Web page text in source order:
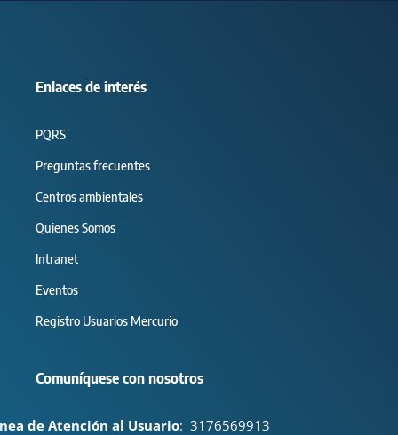
Enlaces de interés
PQRS
Preguntas frecuentes
Centros ambientales
Quienes Somos
Intranet
Eventos
Registro Usuarios Mercurio
Comuníquese con nosotros
de Atención al Usuario: 3176569913